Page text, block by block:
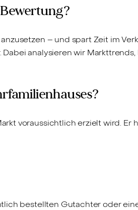
– und spart Zeit im
analysieren wir
voraussichtlich erzielt wird. Er
bestellten Gutachter oder